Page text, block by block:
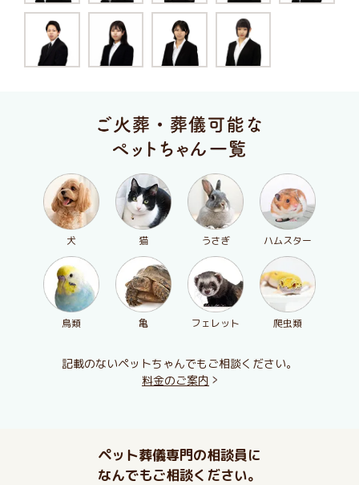
犬 猫 うさぎ ハムスター
鳥類 亀 フェレット 爬虫類
記載のないペットちゃんでもご相談ください。
料金のご案内
ペット葬儀専門の相談員に
なんでもご相談ください。